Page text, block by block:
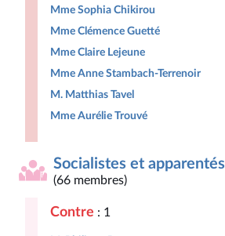
Mme Sophia Chikirou
Mme Clémence Guetté
Mme Claire Lejeune
Mme Anne Stambach-Terrenoir
M. Matthias Tavel
Mme Aurélie Trouvé
Socialistes et apparentés
(66 membres)
Contre : 1